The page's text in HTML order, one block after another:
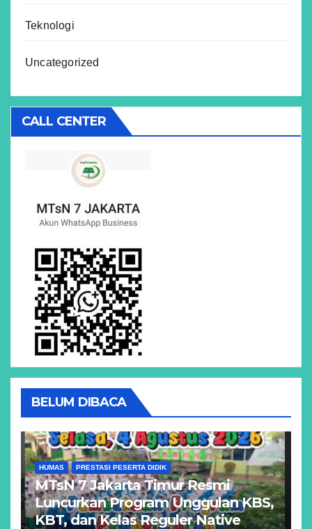
Teknologi
Uncategorized
CALL CENTER
BELUM DIBACA
HUMAS PRESTASI PESERTA DIDIK
MTsN 7 Jakarta Timur Resmi
Luncurkan Program Unggulan KBS,
KBT, dan Kelas Reguler Native